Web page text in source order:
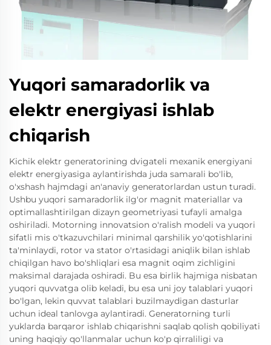
Yuqori samaradorlik va
elektr energiyasi ishlab
chiqarish
Kichik elektr generatorining dvigateli mexanik energiyani
elektr energiyasiga aylantirishda juda samarali bo'lib,
o'xshash hajmdagi an'anaviy generatorlardan ustun turadi.
Ushbu yuqori samaradorlik ilg'or magnit materiallar va
optimallashtirilgan dizayn geometriyasi tufayli amalga
oshiriladi. Motorning innovatsion o'ralish modeli va yuqori
sifatli mis o'tkazuvchilari minimal qarshilik yo'qotishlarini
ta'minlaydi, rotor va stator o'rtasidagi aniqlik bilan ishlab
chiqilgan havo bo'shliqlari esa magnit oqim zichligini
maksimal darajada oshiradi. Bu esa birlik hajmiga nisbatan
yuqori quvvatga olib keladi, bu esa uni joy talablari yuqori
bo'lgan, lekin quvvat talablari buzilmaydigan dasturlar
uchun ideal tanlovga aylantiradi. Generatorning turli
yuklarda barqaror ishlab chiqarishni saqlab qolish qobiliyati
uning haqiqiy qo'llanmalar uchun ko'p qirraliligi va